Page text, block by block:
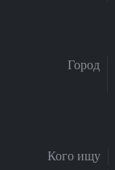
Город
Кого ищу